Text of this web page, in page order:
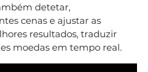
detetar,
cenas e ajustar as
resultados, traduzir
moedas em tempo real.